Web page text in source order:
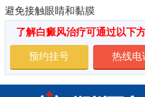
避免接触眼睛和黏膜
了解白癜风治疗可通过以下
预约挂号 热线电